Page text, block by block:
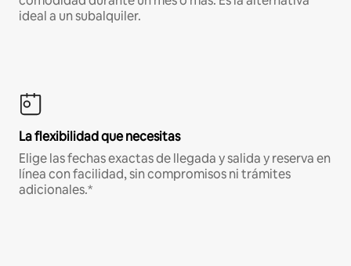
ideal a un subalquiler.
La flexibilidad que necesitas
Elige las fechas exactas de llegada y salida y reserva en
línea con facilidad, sin compromisos ni trámites
adicionales.*